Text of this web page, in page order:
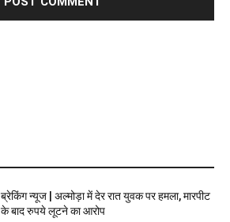
ब्रेकिंग न्यूज | अल्मोड़ा में देर रात युवक पर हमला, मारपीट
के बाद रुपये लूटने का आरोप